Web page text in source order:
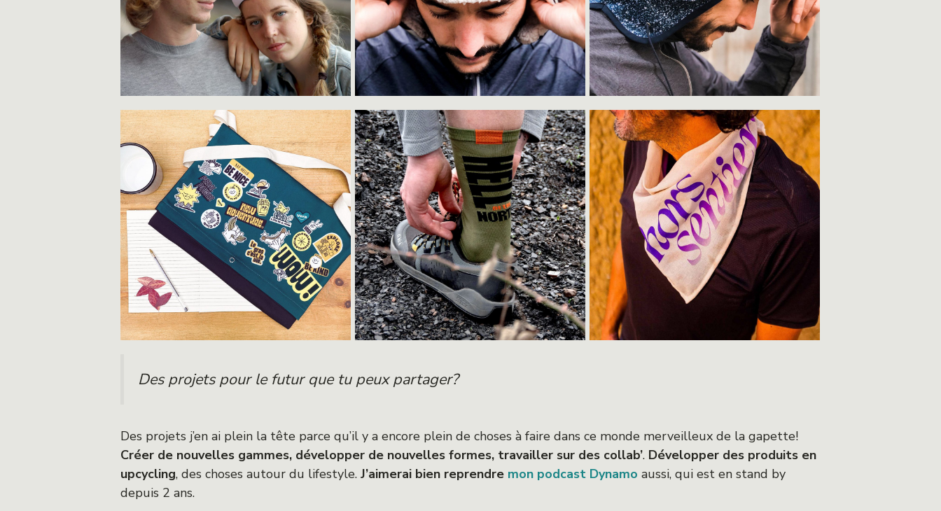
Des projets pour le futur que tu peux partager?
Des projets j’en ai plein la tête parce qu’il y a encore plein de choses à faire dans ce monde merveilleux de la gapette!
Créer de nouvelles gammes, développer de nouvelles formes, travailler sur des collab’. Développer des produits en
upcycling, des choses autour du lifestyle. J’aimerai bien reprendre mon podcast Dynamo aussi, qui est en stand by
depuis 2 ans.